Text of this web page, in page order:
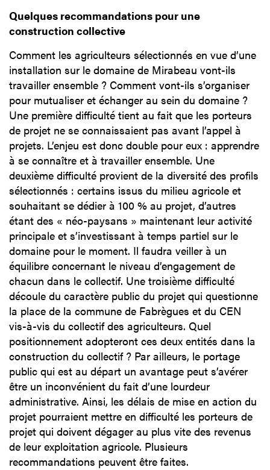
Quelques recommandations pour une
construction collective
Comment les agriculteurs sélectionnés en vue d’une
installation sur le domaine de Mirabeau vont-ils
travailler ensemble ? Comment vont-ils s’organiser
pour mutualiser et échanger au sein du domaine ?
Une première difficulté tient au fait que les porteurs
de projet ne se connaissaient pas avant l’appel à
projets. L’enjeu est donc double pour eux : apprendre
à se connaître et à travailler ensemble. Une
deuxième difficulté provient de la diversité des profils
sélectionnés : certains issus du milieu agricole et
souhaitant se dédier à 100 % au projet, d’autres
étant des « néo-paysans » maintenant leur activité
principale et s’investissant à temps partiel sur le
domaine pour le moment. Il faudra veiller à un
équilibre concernant le niveau d’engagement de
chacun dans le collectif. Une troisième difficulté
découle du caractère public du projet qui questionne
la place de la commune de Fabrègues et du CEN
vis-à-vis du collectif des agriculteurs. Quel
positionnement adopteront ces deux entités dans la
construction du collectif ? Par ailleurs, le portage
public qui est au départ un avantage peut s’avérer
être un inconvénient du fait d’une lourdeur
administrative. Ainsi, les délais de mise en action du
projet pourraient mettre en difficulté les porteurs de
projet qui doivent dégager au plus vite des revenus
de leur exploitation agricole. Plusieurs
recommandations peuvent être faites.